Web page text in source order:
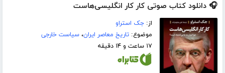
🎧 دانلود کتاب صوتی کار کار انگلیسی‌هاست
از:جک استراو
موضوع:تاریخ معاصر ایران،سیاست خارجی
۱۷ ساعت و ۱۴ دقیقه